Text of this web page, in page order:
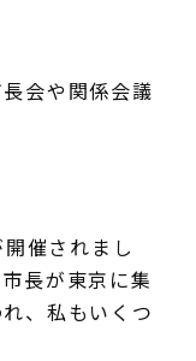
会や関係会議
催されまし
長が東京に集
、私もいくつ